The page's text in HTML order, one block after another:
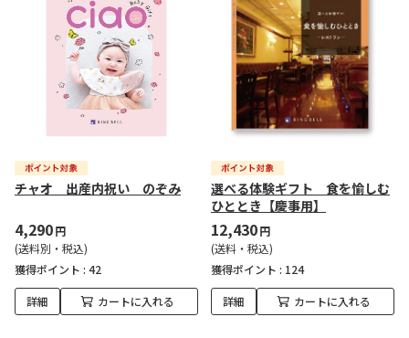
チャオ 出産内祝い のぞみ
4,290円
(送料別・税込)
獲得ポイント : 42
詳細 カートに入れる
選べる体験ギフト 食を愉しむ
ひととき【慶事用】
12,430円
(送料・税込)
獲得ポイント : 124
詳細 カートに入れる